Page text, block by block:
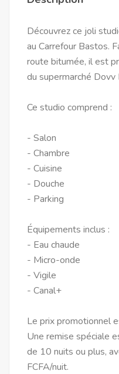
Découvrez ce joli
au Carrefour Bastos.
route bitumée, il est
du supermarché Dovv
Ce studio comprend :
- Salon
- Chambre
- Cuisine
- Douche
- Parking
Équipements inclus :
- Eau chaude
- Micro-onde
- Vigile
- Canal+
Le prix promotionnel
Une remise spéciale
de 10 nuits ou plus,
FCFA/nuit.